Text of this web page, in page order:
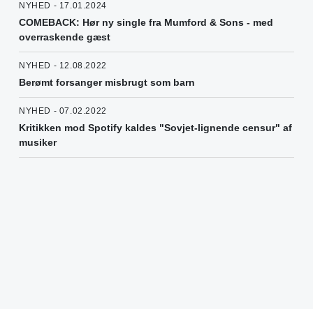
NYHED - 17.01.2024
COMEBACK: Hør ny single fra Mumford & Sons - med
overraskende gæst
NYHED - 12.08.2022
Berømt forsanger misbrugt som barn
NYHED - 07.02.2022
Kritikken mod Spotify kaldes "Sovjet-lignende censur" af
musiker